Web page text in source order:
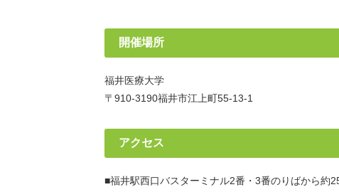
開催場所
福井医療大学
〒910-3190福井市江上町55-13-1
アクセス
■福井駅西口バスターミナル2番・3番のりばから約